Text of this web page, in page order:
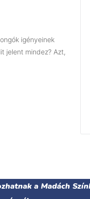
igényeinek
jelent mindez? Azt,
a Madách